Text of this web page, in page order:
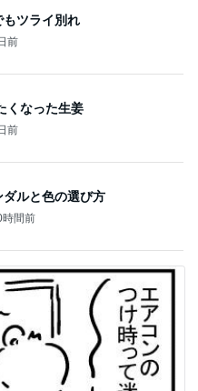
ツライ別れ
前
くなった生姜
前
ルと色の選び方
時間前